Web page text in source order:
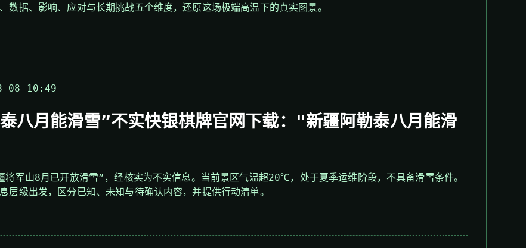
数据、影响、应对与长期挑战五个维度，还原这场极端高温下的真实图景。
08 10:49
八月能滑雪”不实快银棋牌官网下载："新疆阿勒泰八月能滑
将军山8月已开放滑雪”，经核实为不实信息。当前景区气温超20℃，处于夏季运维阶段，不具备滑雪条件。
层级出发，区分已知、未知与待确认内容，并提供行动清单。